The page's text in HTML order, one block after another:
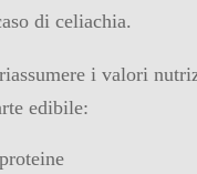
di celiachia.
i valori
edibile: